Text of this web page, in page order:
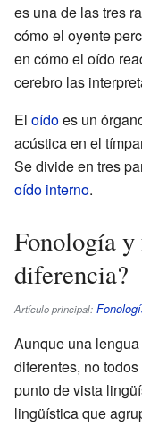
es una de las tres
cómo el oyente
en cómo el oído
cerebro las
El oídoes un
acústica en el
Se divide en tres
oído interno.
Fonología
diferencia?
Artículo principal:
Aunque una
diferentes, no
punto de vista
lingüística que